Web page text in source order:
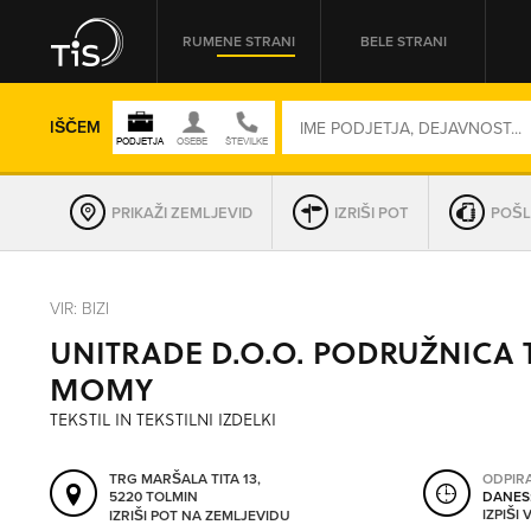
RUMENE STRANI BELE STRANI
IŠČEM
REGIJA
OMREŽNA ŠT.
PRIKAŽI ZEMLJEVID IZRIŠI POT
VIR: BIZI
UNITRADE D.O.O. PODRUŽNICA
MOMY
TEKSTIL IN TEKSTILNI IZDELKI
TRG MARŠALA TITA 13,
5220 TOLMIN
IZRIŠI POT NA ZEMLJEVIDU
IZPIŠI